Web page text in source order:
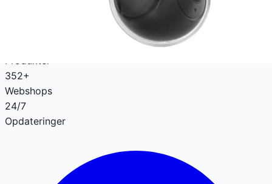
gaming udstyr og meget mere. Spar penge og tid med
vores omfattende prissammenligning.
Produkter
352+
Webshops
24/7
Opdateringer